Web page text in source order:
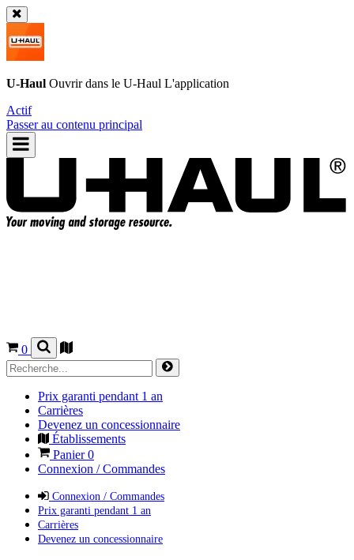
U-Haul Ouvrir dans le U-Haul L'application
Actif
Passer au contenu principal
0
Prix garanti pendant 1 an
Carrières
Devenez un concessionnaire
Établissements
Panier0
Connexion / Commandes
Connexion / Commandes
Prix garanti pendant 1 an
Carrières
Devenez un concessionnaire